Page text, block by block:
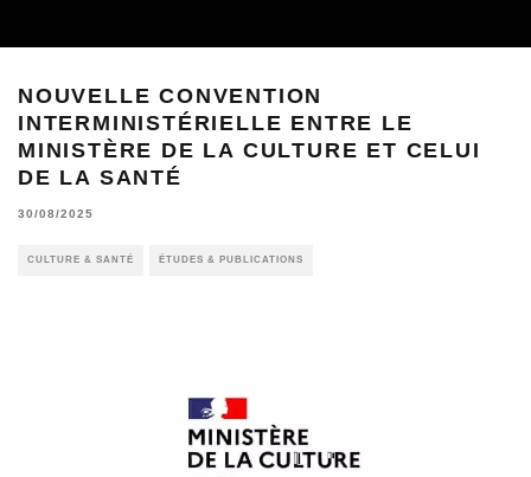
NOUVELLE CONVENTION
INTERMINISTÉRIELLE ENTRE LE
MINISTÈRE DE LA CULTURE ET CELUI
DE LA SANTÉ
30/08/2025
CULTURE & SANTÉ ÉTUDES & PUBLICATIONS